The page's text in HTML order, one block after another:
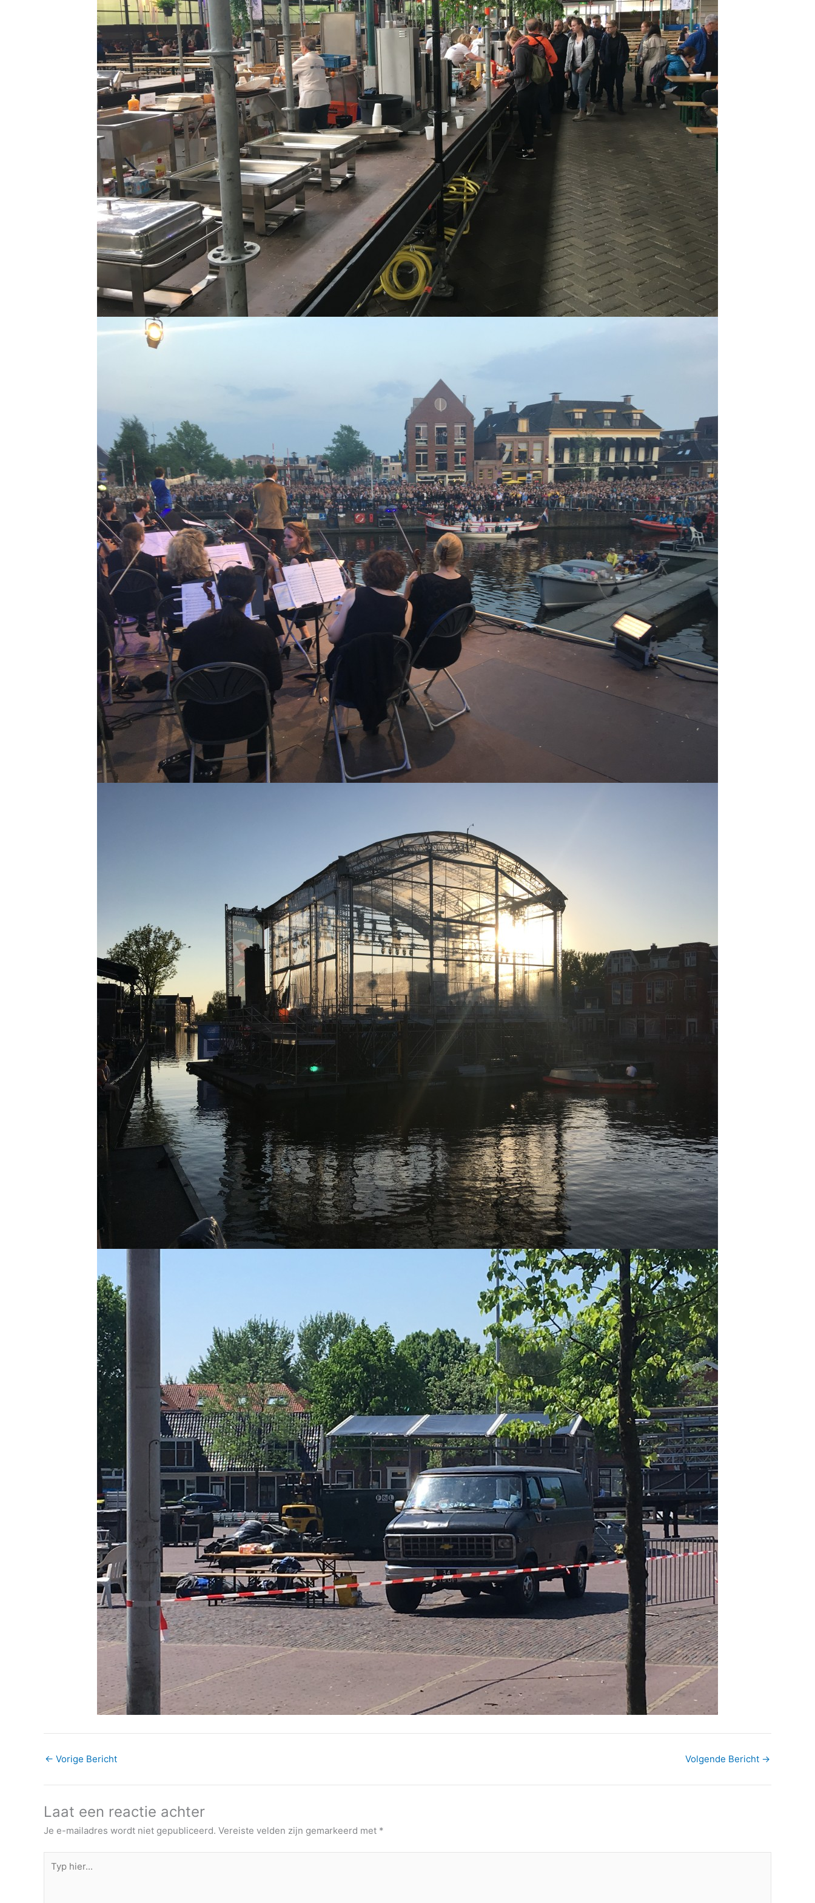
← Vorige Bericht Volgende Bericht →
Laat een reactie achter
Je e-mailadres wordt niet gepubliceerd. Vereiste velden zijn gemarkeerd met *
hier...